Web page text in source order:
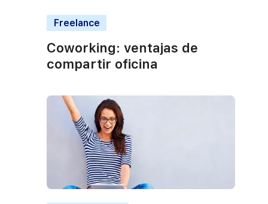
Freelance
Coworking: ventajas de
compartir oficina